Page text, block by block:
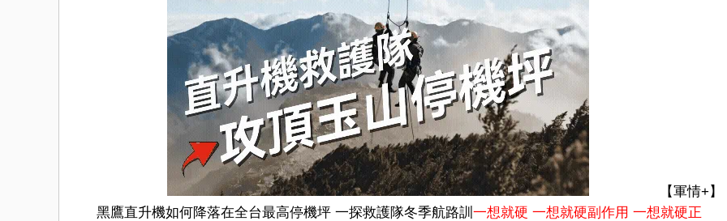
【軍情+】
黑鷹直升機如何降落在全台最高停機坪 一探救護隊冬季航路訓 一想就硬 一想就硬副作用 一想就硬正